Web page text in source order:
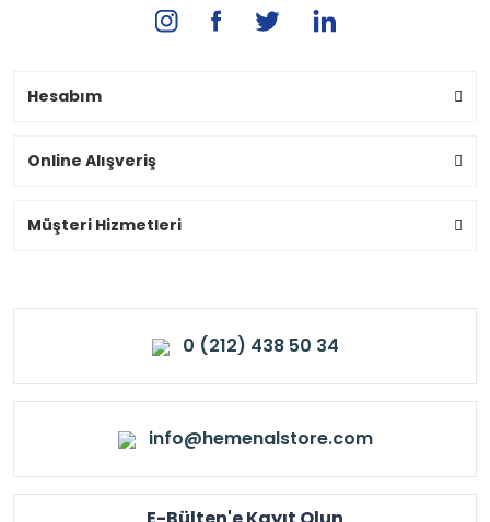
Hesabım
Online Alışveriş
Müşteri Hizmetleri
0 (212) 438 50 34
info@hemenalstore.com